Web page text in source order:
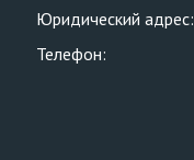
Юридический адрес:
Телефон: